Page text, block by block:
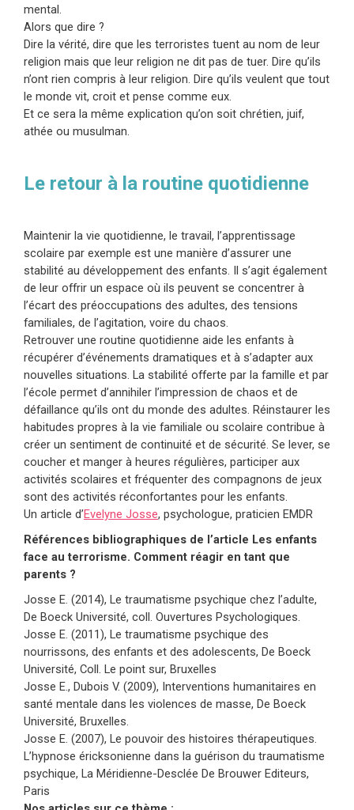
mental.
Alors que dire ?
Dire la vérité, dire que les terroristes tuent au nom de leur
religion mais que leur religion ne dit pas de tuer. Dire qu’ils
n’ont rien compris à leur religion. Dire qu’ils veulent que tout
le monde vit, croit et pense comme eux.
Et ce sera la même explication qu’on soit chrétien, juif,
athée ou musulman.
Le retour à la routine quotidienne
Maintenir la vie quotidienne, le travail, l’apprentissage
scolaire par exemple est une manière d’assurer une
stabilité au développement des enfants. Il s’agit également
de leur offrir un espace où ils peuvent se concentrer à
l’écart des préoccupations des adultes, des tensions
familiales, de l’agitation, voire du chaos.
Retrouver une routine quotidienne aide les enfants à
récupérer d’événements dramatiques et à s’adapter aux
nouvelles situations. La stabilité offerte par la famille et par
l’école permet d’annihiler l’impression de chaos et de
défaillance qu’ils ont du monde des adultes. Réinstaurer les
habitudes propres à la vie familiale ou scolaire contribue à
créer un sentiment de continuité et de sécurité. Se lever, se
coucher et manger à heures régulières, participer aux
activités scolaires et fréquenter des compagnons de jeux
sont des activités réconfortantes pour les enfants.
Un article d’Evelyne Josse, psychologue, praticien EMDR
Références bibliographiques de l’article Les enfants
face au terrorisme. Comment réagir en tant que
parents ?
Josse E. (2014), Le traumatisme psychique chez l’adulte,
De Boeck Université, coll. Ouvertures Psychologiques.
Josse E. (2011), Le traumatisme psychique des
nourrissons, des enfants et des adolescents, De Boeck
Université, Coll. Le point sur, Bruxelles
Josse E., Dubois V. (2009), Interventions humanitaires en
santé mentale dans les violences de masse, De Boeck
Université, Bruxelles.
Josse E. (2007), Le pouvoir des histoires thérapeutiques.
L’hypnose éricksonienne dans la guérison du traumatisme
psychique, La Méridienne-Desclée De Brouwer Editeurs,
Paris